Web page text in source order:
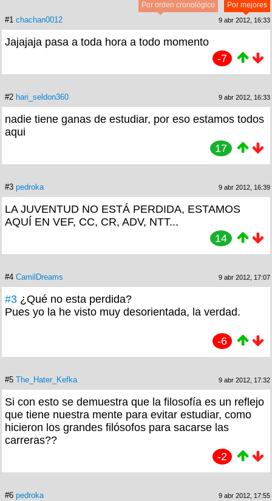
Por mejores
Por orden cronológico
#1 chachan0012 9 abr 2012, 16:33
Jajajaja pasa a toda hora a todo momento
-7
#2 hari_seldon360 9 abr 2012, 16:33
nadie tiene ganas de estudiar, por eso estamos todos
aqui
17
#3 pedroka 9 abr 2012, 16:39
LA JUVENTUD NO ESTÁ PERDIDA, ESTAMOS
AQUÍ EN VEF, CC, CR, ADV, NTT...
14
#4 CamilDreams 9 abr 2012, 17:07
#3 ¿Qué no esta perdida?
Pues yo la he visto muy desorientada, la verdad.
-6
#5 The_Hater_Kefka 9 abr 2012, 17:32
Si con esto se demuestra que la filosofía es un reflejo
que tiene nuestra mente para evitar estudiar, como
hicieron los grandes filósofos para sacarse las
carreras??
-2
#6 pedroka 9 abr 2012, 17:55